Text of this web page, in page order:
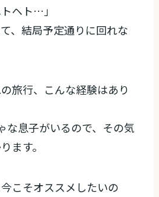
ヘト…」
、結局予定通りに回れな
旅行、こんな経験はあり
な息子がいるので、その気
ます。
こそオススメしたいの